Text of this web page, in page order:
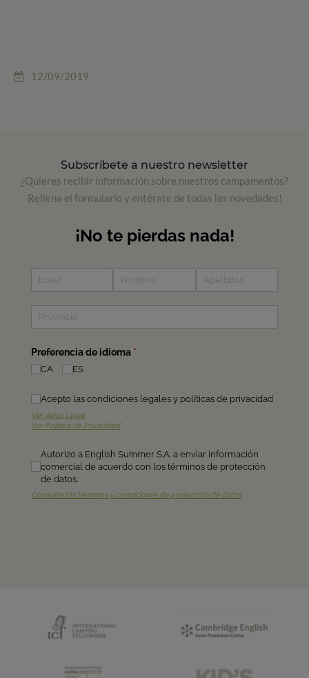
12/09/2019
Subscríbete a nuestro newsletter
¿Quieres recibir información sobre nuestros campamentos?
Rellena el formulario y entérate de todas las novedades!